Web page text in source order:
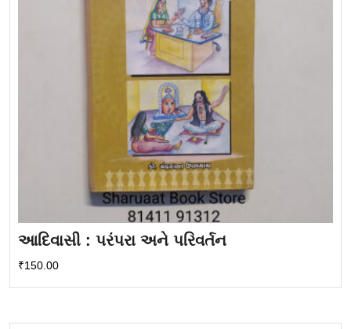
આદિવાસી : પરંપરા અને પરિવર્તન
₹150.00